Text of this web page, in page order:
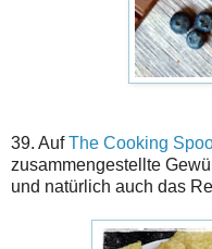
39. AufThe Cooking
zusammengestellte
und natürlich auch das